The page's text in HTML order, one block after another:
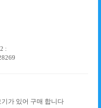
:
가 있어 구매 합니다